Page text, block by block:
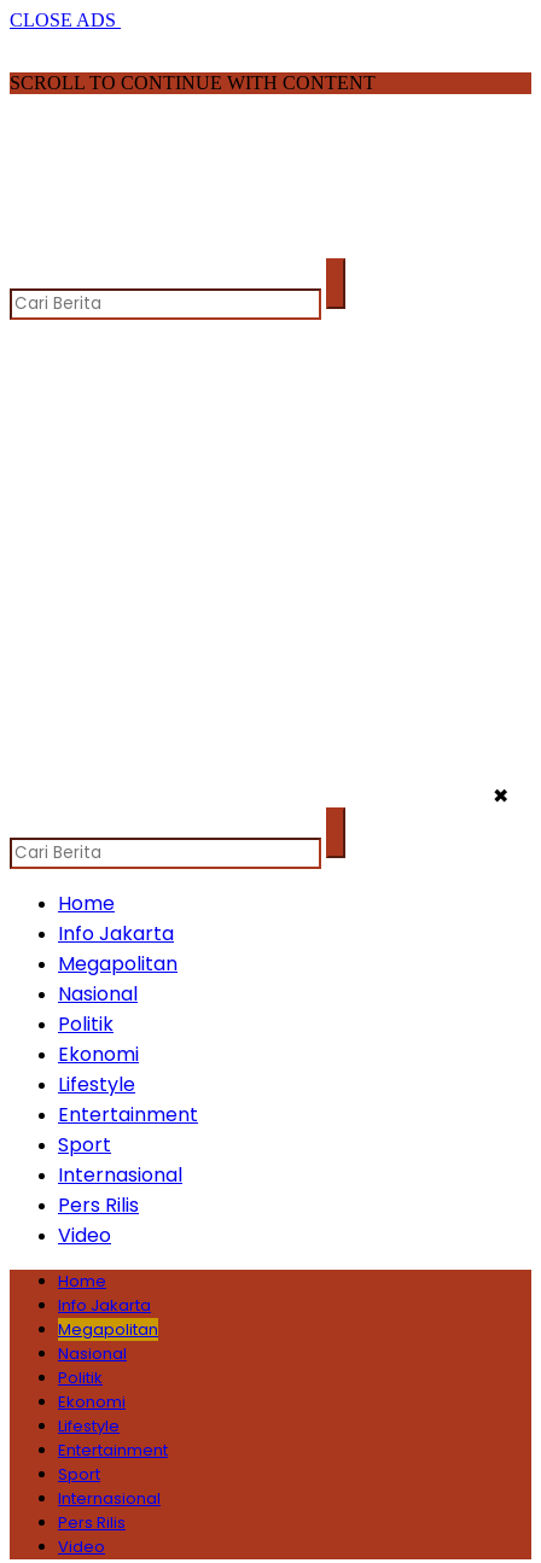
CLOSE ADS
SCROLL TO CONTINUE WITH CONTENT
✖
Home
Info Jakarta
Megapolitan
Nasional
Politik
Ekonomi
Lifestyle
Entertainment
Sport
Internasional
Pers Rilis
Video
Home
Info Jakarta
Megapolitan
Nasional
Politik
Ekonomi
Lifestyle
Entertainment
Sport
Internasional
Pers Rilis
Video